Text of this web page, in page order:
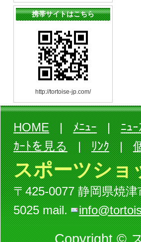
携帯サイトはこちら
http://tortoise-jp.com/
HOME|ﾒﾆｭｰ|ﾆｭｰ
ｶｰﾄを見る|ﾘﾝｸ|
スポーツシ
〒425-0077 静岡県焼
5025 mail.
Copyright ©